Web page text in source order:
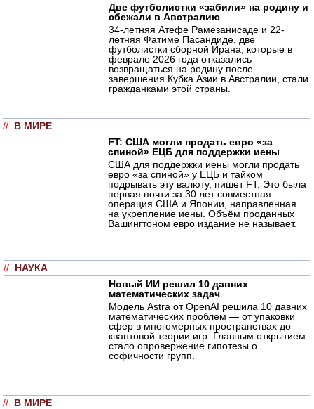
Две футболистки «забили» на родину и
сбежали в Австралию
34-летняя Атефе Рамезанисаде и 22-
летняя Фатиме Пасандиде, две
футболистки сборной Ирана, которые в
феврале 2026 года отказались
возвращаться на родину после
завершения Кубка Азии в Австралии, стали
гражданками этой страны.
// В МИРЕ
FT: США могли продать евро «за
спиной» ЕЦБ для поддержки иены
США для поддержки иены могли продать
евро «за спиной» у ЕЦБ и тайком
подрывать эту валюту, пишет FT. Это была
первая почти за 30 лет совместная
операция США и Японии, направленная
на укрепление иены. Объём проданных
Вашингтоном евро издание не называет.
// НАУКА
Новый ИИ решил 10 давних
математических задач
Модель Astra от OpenAI решила 10 давних
математических проблем — от упаковки
сфер в многомерных пространствах до
квантовой теории игр. Главным открытием
стало опровержение гипотезы о
софичности групп.
// В МИРЕ